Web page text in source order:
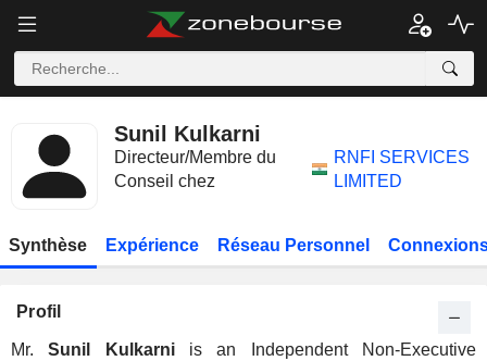
Sunil Kulkarni
Directeur/Membre du
Conseil chez
RNFI SERVICES
LIMITED
Synthèse Expérience Réseau Personnel
Profil
Mr.Sunil Kulkarniis an Independent Non-Executive